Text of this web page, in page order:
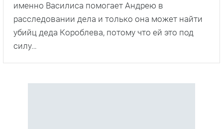
именно Василиса помогает Андрею в
расследовании дела и только она может найти
убийц деда Короблева, потому что ей это под
силу…